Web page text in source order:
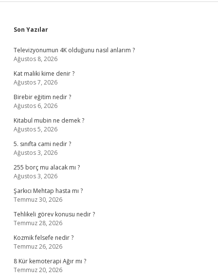
Sidebar
Son Yazılar
Televizyonumun 4K olduğunu nasıl anlarım ?
Ağustos 8, 2026
Kat maliki kime denir ?
Ağustos 7, 2026
Birebir eğitim nedir ?
Ağustos 6, 2026
Kitabul mubin ne demek ?
Ağustos 5, 2026
5. sınıfta cami nedir ?
Ağustos 3, 2026
255 borç mu alacak mı ?
Ağustos 3, 2026
Şarkıcı Mehtap hasta mı ?
Temmuz 30, 2026
Tehlikeli görev konusu nedir ?
Temmuz 28, 2026
Kozmik felsefe nedir ?
Temmuz 26, 2026
8 Kür kemoterapi Ağır mı ?
Temmuz 20, 2026